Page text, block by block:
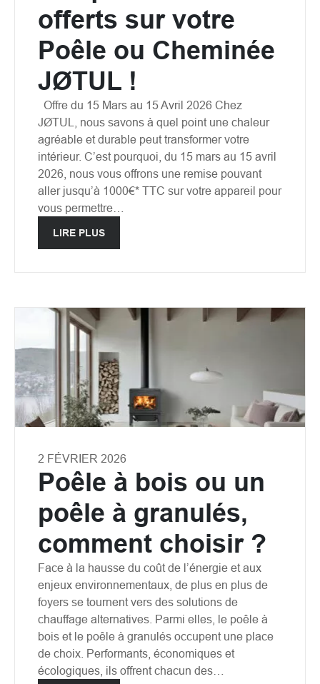
offerts sur votre
Poêle ou Cheminée
JØTUL !
Offre du 15 Mars au 15 Avril 2026 Chez
JØTUL, nous savons à quel point une chaleur
agréable et durable peut transformer votre
intérieur. C’est pourquoi, du 15 mars au 15 avril
2026, nous vous offrons une remise pouvant
aller jusqu’à 1000€* TTC sur votre appareil pour
vous permettre…
LIRE PLUS
2 FÉVRIER 2026
Poêle à bois ou un
poêle à granulés,
comment choisir ?
Face à la hausse du coût de l’énergie et aux
enjeux environnementaux, de plus en plus de
foyers se tournent vers des solutions de
chauffage alternatives. Parmi elles, le poêle à
bois et le poêle à granulés occupent une place
de choix. Performants, économiques et
écologiques, ils offrent chacun des…